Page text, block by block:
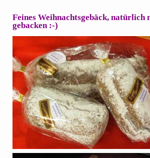
Feines Weihnachtsgebäck, natürlich
gebacken :-)